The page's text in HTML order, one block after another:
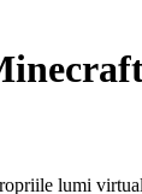
lumi